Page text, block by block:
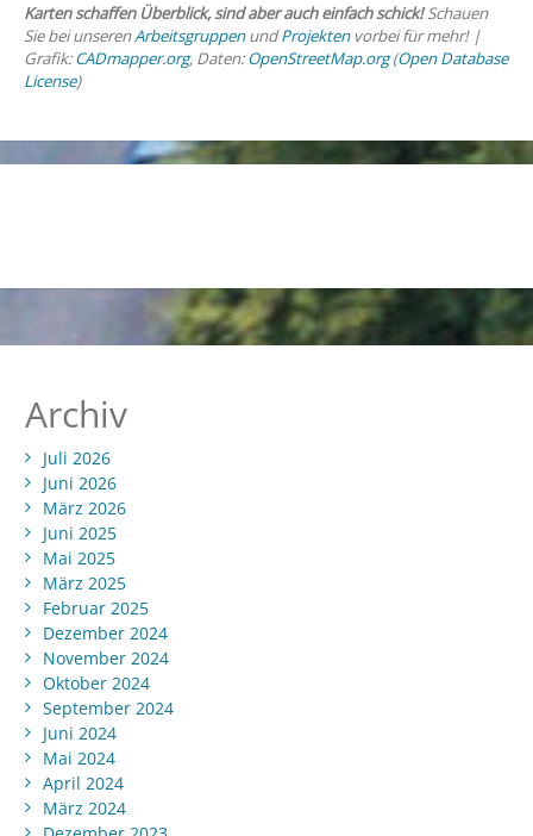
Karten schaffen Überblick, sind aber auch einfach schick!Schauen
Sie bei unserenArbeitsgruppenundProjektenvorbei für mehr! |
Grafik:CADmapper.org, Daten:OpenStreetMap.org(Open Database
License)
Archiv
Juli 2026
Juni 2026
März 2026
Juni 2025
Mai 2025
März 2025
Februar 2025
Dezember 2024
November 2024
Oktober 2024
September 2024
Juni 2024
Mai 2024
April 2024
März 2024